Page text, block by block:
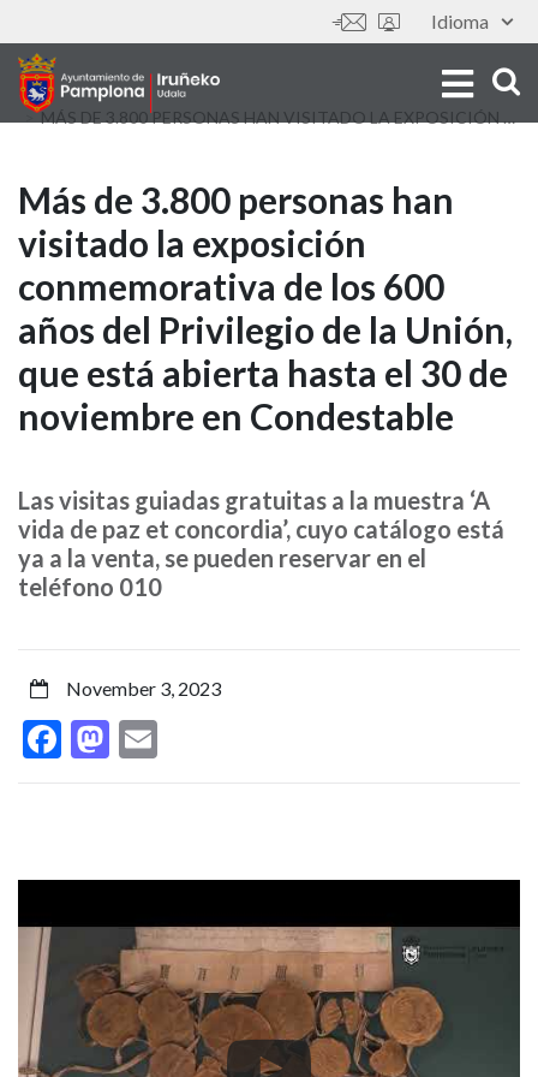
to
main
content
Idioma
Tools
Más
de
3.800
personas
han
la
exposición
de
los
600
del
Privilegio
de
la
Más de 3.800 personas han
visitado la exposición
conmemorativa de los 600
años del Privilegio de la Unión,
que está abierta hasta el 30 de
noviembre en Condestable
Las visitas guiadas gratuitas a la muestra ‘A
vida de paz et concordia’, cuyo catálogo está
ya a la venta, se pueden reservar en el
teléfono 010
November 3, 2023
Facebook
Mastodon